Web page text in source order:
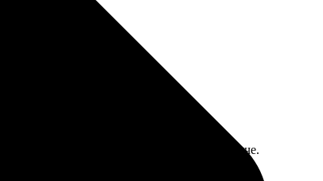
усилили, но это даже лучше, смотрится четче.